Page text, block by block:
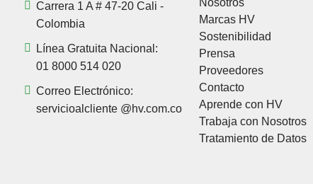
Carrera 1 A # 47-20 Cali -
Colombia
Línea Gratuita Nacional:
01 8000 514 020
Correo Electrónico:
servicioalcliente @hv.com.co
Nosotros
Marcas HV
Sostenibilidad
Prensa
Proveedores
Contacto
Aprende con HV
Trabaja con Nosotros
Tratamiento de Datos